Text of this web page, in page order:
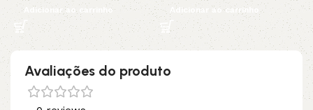
Adicionar ao carrinho Adicionar ao carrinho
Avaliações do produto